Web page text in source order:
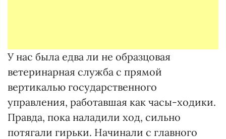
У нас была едва ли не образцовая
ветеринарная служба с прямой
вертикалью государственного
управления, работавшая как часы-ходики.
Правда, пока наладили ход, сильно
потягали гирьки. Начинали с главного